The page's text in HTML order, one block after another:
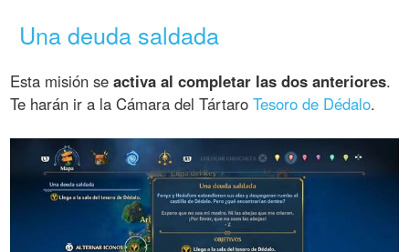
Una deuda saldada
Esta misión seactiva al completar las dos anteriores.
Te harán ir a la Cámara del TártaroTesoro de Dédalo.